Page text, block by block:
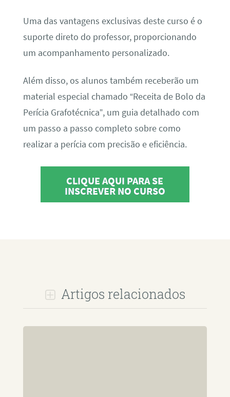
Uma das vantagens exclusivas deste curso é o
suporte direto do professor, proporcionando
um acompanhamento personalizado.
Além disso, os alunos também receberão um
material especial chamado “Receita de Bolo da
Perícia Grafotécnica”, um guia detalhado com
um passo a passo completo sobre como
realizar a perícia com precisão e eficiência.
CLIQUE AQUI PARA SE
INSCREVER NO CURSO
Artigos relacionados